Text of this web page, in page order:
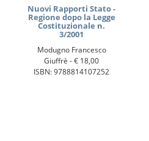
Nuovi Rapporti Stato -
Regione dopo la Legge
Costituzionale n.
3/2001
Modugno Francesco
Giuffrè -€ 18,00
ISBN: 9788814107252